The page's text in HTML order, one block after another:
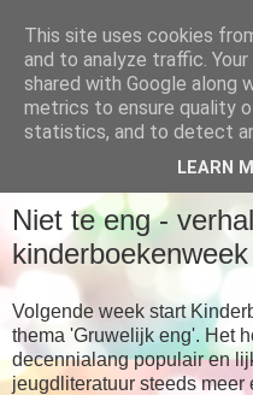
Babboes'
... meer dan alleen maar
Niet te eng -
Volgende week start
thema 'Gruwelijk eng'. Het
decennialang populair en
jeugdliteratuur steeds
This site uses cookies
and to analyze traffic.
shared with Google along
metrics to ensure quality
statistics, and to detect
LEARN